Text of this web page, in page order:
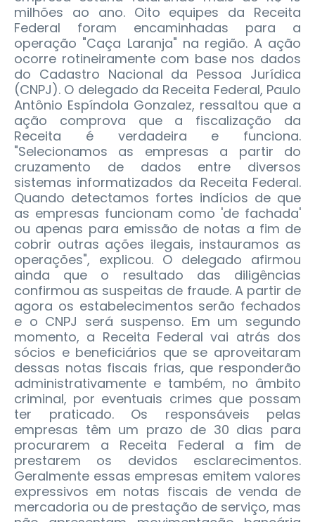
milhões ao ano. Oito equipes da Receita
Federal foram encaminhadas para a
operação "Caça Laranja" na região. A ação
ocorre rotineiramente com base nos dados
do Cadastro Nacional da Pessoa Jurídica
(CNPJ). O delegado da Receita Federal, Paulo
Antônio Espíndola Gonzalez, ressaltou que a
ação comprova que a fiscalização da
Receita é verdadeira e funciona.
"Selecionamos as empresas a partir do
cruzamento de dados entre diversos
sistemas informatizados da Receita Federal.
Quando detectamos fortes indícios de que
as empresas funcionam como 'de fachada'
ou apenas para emissão de notas a fim de
cobrir outras ações ilegais, instauramos as
operações", explicou. O delegado afirmou
ainda que o resultado das diligências
confirmou as suspeitas de fraude. A partir de
agora os estabelecimentos serão fechados
e o CNPJ será suspenso. Em um segundo
momento, a Receita Federal vai atrás dos
sócios e beneficiários que se aproveitaram
dessas notas fiscais frias, que responderão
administrativamente e também, no âmbito
criminal, por eventuais crimes que possam
ter praticado. Os responsáveis pelas
empresas têm um prazo de 30 dias para
procurarem a Receita Federal a fim de
prestarem os devidos esclarecimentos.
Geralmente essas empresas emitem valores
expressivos em notas fiscais de venda de
mercadoria ou de prestação de serviço, mas